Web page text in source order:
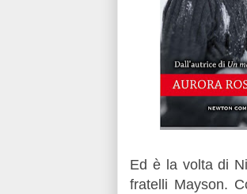
Ed è la volta di
fratelli Mayson.